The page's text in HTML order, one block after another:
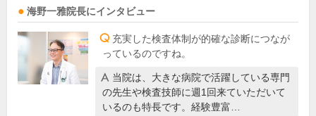
海野一雅院長にインタビュー
充実した検査体制が的確な診断につなが
っているのですね。
当院は、大きな病院で活躍している専門
の先生や検査技師に週1回来ていただいて
いるのも特長です。経験豊富…